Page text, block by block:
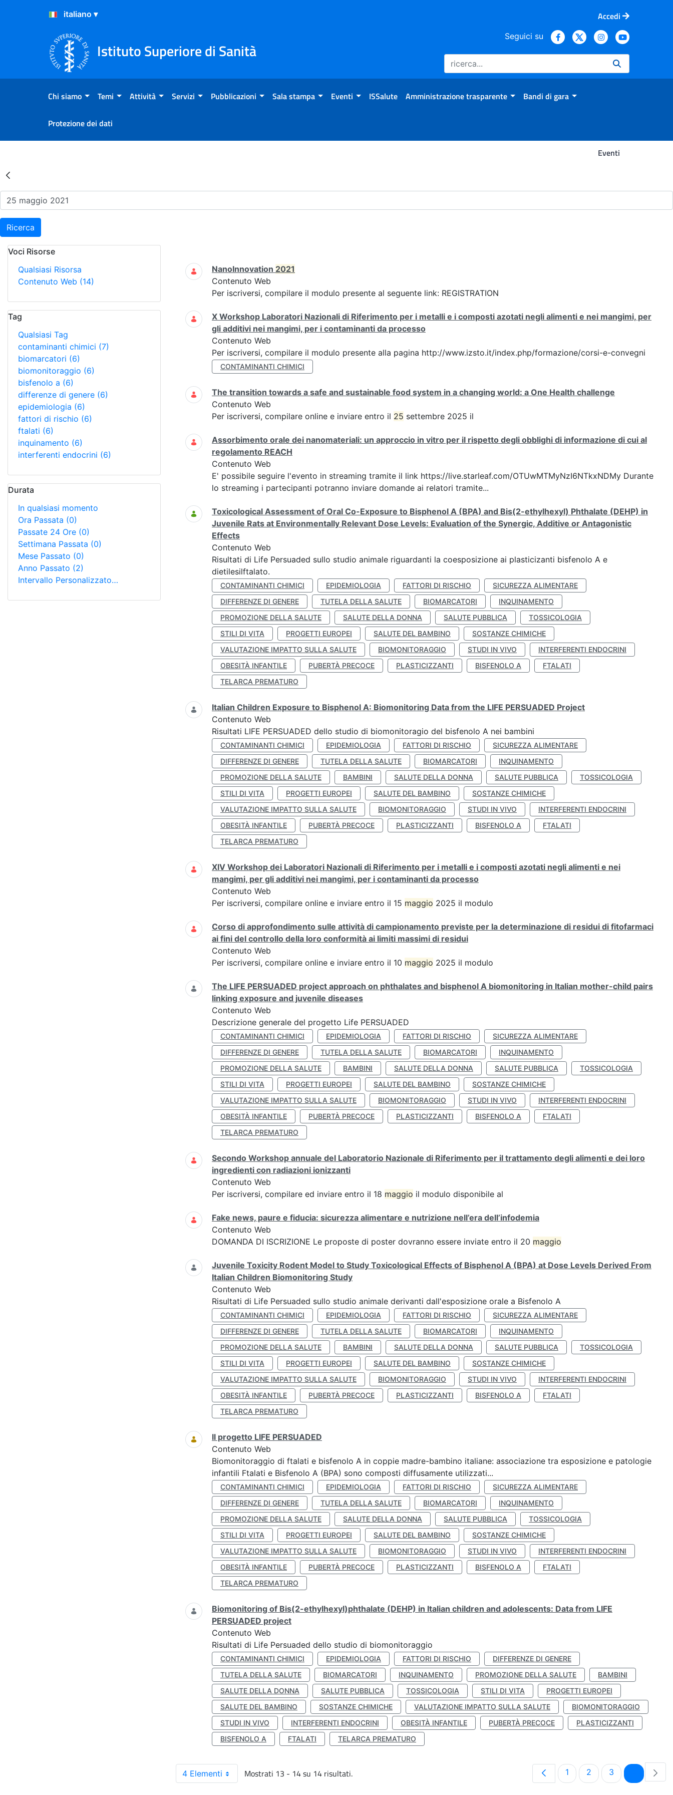
Salta al Contenuto
Salta al Footer
Accedi
Istituto Superiore di Sanità
Seguici su
Chi siamo Temi Attività Servizi Pubblicazioni Sala stampa Eventi ISSalute Amministrazione trasparente Bandi di gara
Protezione dei dati
Eventi
Risultati della Ricerca - Eventi
Ricerca
Voci Risorse
Qualsiasi Risorsa
Contenuto Web (14)
Tag
Qualsiasi Tag
contaminanti chimici (7)
biomarcatori (6)
biomonitoraggio (6)
bisfenolo a (6)
differenze di genere (6)
epidemiologia (6)
fattori di rischio (6)
ftalati (6)
inquinamento (6)
interferenti endocrini (6)
Durata
In qualsiasi momento
Ora Passata (0)
Passate 24 Ore (0)
Settimana Passata (0)
Mese Passato (0)
Anno Passato (2)
Intervallo Personalizzato…
Ricerca
NanoInnovation 2021
Contenuto Web
Per iscriversi, compilare il modulo presente al seguente link: REGISTRATION
X Workshop Laboratori Nazionali di Riferimento per i metalli e i composti azotati negli alimenti e nei mangimi, per
gli additivi nei mangimi, per i contaminanti da processo
Contenuto Web
Per iscriversi, compilare il modulo presente alla pagina http://www.izsto.it/index.php/formazione/corsi-e-convegni
CONTAMINANTI CHIMICI
The transition towards a safe and sustainable food system in a changing world: a One Health challenge
Contenuto Web
Per iscriversi, compilare online e inviare entro il 25 settembre 2025 il
Assorbimento orale dei nanomateriali: un approccio in vitro per il rispetto degli obblighi di informazione di cui al
regolamento REACH
Contenuto Web
E' possibile seguire l'evento in streaming tramite il link https://live.starleaf.com/OTUwMTMyNzI6NTkxNDMy Durante
lo streaming i partecipanti potranno inviare domande ai relatori tramite...
Toxicological Assessment of Oral Co-Exposure to Bisphenol A (BPA) and Bis(2-ethylhexyl) Phthalate (DEHP) in
Juvenile Rats at Environmentally Relevant Dose Levels: Evaluation of the Synergic, Additive or Antagonistic
Effects
Contenuto Web
Risultati di Life Persuaded sullo studio animale riguardanti la coesposizione ai plasticizanti bisfenolo A e
dietilesilftalato.
CONTAMINANTI CHIMICI EPIDEMIOLOGIA FATTORI DI RISCHIO
SICUREZZA ALIMENTARE
DIFFERENZE DI GENERE
TUTELA DELLA SALUTE BIOMARCATORI
INQUINAMENTO
PROMOZIONE DELLA SALUTE
SALUTE DELLA DONNA SALUTE PUBBLICA
TOSSICOLOGIA
STILI DI VITA
PROGETTI EUROPEI SALUTE DEL BAMBINO
SOSTANZE CHIMICHE
VALUTAZIONE IMPATTO SULLA SALUTE
BIOMONITORAGGIO STUDI IN VIVO
INTERFERENTI ENDOCRINI
OBESITÀ INFANTILE
PUBERTÀ PRECOCE PLASTICIZZANTI BISFENOLO A
FTALATI
TELARCA PREMATURO
Italian Children Exposure to Bisphenol A: Biomonitoring Data from the LIFE PERSUADED Project
Contenuto Web
Risultati LIFE PERSUADED dello studio di biomonitoragio del bisfenolo A nei bambini
CONTAMINANTI CHIMICI EPIDEMIOLOGIA FATTORI DI RISCHIO
SICUREZZA ALIMENTARE
DIFFERENZE DI GENERE
TUTELA DELLA SALUTE BIOMARCATORI
INQUINAMENTO
PROMOZIONE DELLA SALUTE
BAMBINI SALUTE DELLA DONNA SALUTE PUBBLICA
TOSSICOLOGIA
STILI DI VITA
PROGETTI EUROPEI SALUTE DEL BAMBINO
SOSTANZE CHIMICHE
VALUTAZIONE IMPATTO SULLA SALUTE
BIOMONITORAGGIO STUDI IN VIVO
INTERFERENTI ENDOCRINI
OBESITÀ INFANTILE
PUBERTÀ PRECOCE PLASTICIZZANTI BISFENOLO A
FTALATI
TELARCA PREMATURO
XIV Workshop dei Laboratori Nazionali di Riferimento per i metalli e i composti azotati negli alimenti e nei
mangimi, per gli additivi nei mangimi, per i contaminanti da processo
Contenuto Web
Per iscriversi, compilare online e inviare entro il 15 maggio 2025 il modulo
Corso di approfondimento sulle attività di campionamento previste per la determinazione di residui di fitofarmaci
ai fini del controllo della loro conformità ai limiti massimi di residui
Contenuto Web
Per iscriversi, compilare online e inviare entro il 10 maggio 2025 il modulo
The LIFE PERSUADED project approach on phthalates and bisphenol A biomonitoring in Italian mother-child pairs
linking exposure and juvenile diseases
Contenuto Web
Descrizione generale del progetto Life PERSUADED
CONTAMINANTI CHIMICI EPIDEMIOLOGIA FATTORI DI RISCHIO
SICUREZZA ALIMENTARE
DIFFERENZE DI GENERE
TUTELA DELLA SALUTE BIOMARCATORI
INQUINAMENTO
PROMOZIONE DELLA SALUTE
BAMBINI SALUTE DELLA DONNA SALUTE PUBBLICA
TOSSICOLOGIA
STILI DI VITA
PROGETTI EUROPEI SALUTE DEL BAMBINO
SOSTANZE CHIMICHE
VALUTAZIONE IMPATTO SULLA SALUTE
BIOMONITORAGGIO STUDI IN VIVO
INTERFERENTI ENDOCRINI
OBESITÀ INFANTILE
PUBERTÀ PRECOCE PLASTICIZZANTI BISFENOLO A
FTALATI
TELARCA PREMATURO
Secondo Workshop annuale del Laboratorio Nazionale di Riferimento per il trattamento degli alimenti e dei loro
ingredienti con radiazioni ionizzanti
Contenuto Web
Per iscriversi, compilare ed inviare entro il 18 maggio il modulo disponibile al
Fake news, paure e fiducia: sicurezza alimentare e nutrizione nell’era dell’infodemia
Contenuto Web
DOMANDA DI ISCRIZIONE Le proposte di poster dovranno essere inviate entro il 20 maggio
Juvenile Toxicity Rodent Model to Study Toxicological Effects of Bisphenol A (BPA) at Dose Levels Derived From
Italian Children Biomonitoring Study
Contenuto Web
Risultati di Life Persuaded sullo studio animale derivanti dall'esposizione orale a Bisfenolo A
CONTAMINANTI CHIMICI EPIDEMIOLOGIA FATTORI DI RISCHIO
SICUREZZA ALIMENTARE
DIFFERENZE DI GENERE
TUTELA DELLA SALUTE BIOMARCATORI
INQUINAMENTO
PROMOZIONE DELLA SALUTE
BAMBINI SALUTE DELLA DONNA SALUTE PUBBLICA
TOSSICOLOGIA
STILI DI VITA
PROGETTI EUROPEI SALUTE DEL BAMBINO
SOSTANZE CHIMICHE
VALUTAZIONE IMPATTO SULLA SALUTE
BIOMONITORAGGIO STUDI IN VIVO
INTERFERENTI ENDOCRINI
OBESITÀ INFANTILE
PUBERTÀ PRECOCE PLASTICIZZANTI BISFENOLO A
FTALATI
TELARCA PREMATURO
Il progetto LIFE PERSUADED
Contenuto Web
Biomonitoraggio di ftalati e bisfenolo A in coppie madre-bambino italiane: associazione tra esposizione e patologie
infantili Ftalati e Bisfenolo A (BPA) sono composti diffusamente utilizzati...
CONTAMINANTI CHIMICI EPIDEMIOLOGIA FATTORI DI RISCHIO
SICUREZZA ALIMENTARE
DIFFERENZE DI GENERE
TUTELA DELLA SALUTE BIOMARCATORI
INQUINAMENTO
PROMOZIONE DELLA SALUTE
SALUTE DELLA DONNA SALUTE PUBBLICA
TOSSICOLOGIA
STILI DI VITA
PROGETTI EUROPEI SALUTE DEL BAMBINO
SOSTANZE CHIMICHE
VALUTAZIONE IMPATTO SULLA SALUTE
BIOMONITORAGGIO STUDI IN VIVO
INTERFERENTI ENDOCRINI
OBESITÀ INFANTILE
PUBERTÀ PRECOCE PLASTICIZZANTI BISFENOLO A
FTALATI
TELARCA PREMATURO
Biomonitoring of Bis(2-ethylhexyl)phthalate (DEHP) in Italian children and adolescents: Data from LIFE
PERSUADED project
Contenuto Web
Risultati di Life Persuaded dello studio di biomonitoraggio
CONTAMINANTI CHIMICI EPIDEMIOLOGIA FATTORI DI RISCHIO
DIFFERENZE DI GENERE
TUTELA DELLA SALUTE
BIOMARCATORI INQUINAMENTO PROMOZIONE DELLA SALUTE
BAMBINI
SALUTE DELLA DONNA
SALUTE PUBBLICA TOSSICOLOGIA STILI DI VITA
PROGETTI EUROPEI
SALUTE DEL BAMBINO
SOSTANZE CHIMICHE VALUTAZIONE IMPATTO SULLA SALUTE
BIOMONITORAGGIO
STUDI IN VIVO
INTERFERENTI ENDOCRINI OBESITÀ INFANTILE PUBERTÀ PRECOCE
PLASTICIZZANTI
BISFENOLO A
FTALATI TELARCA PREMATURO
4 Elementi Mostrati 13 - 14 su 14 risultati. Pagina
1 Pagina
2 Pagina
3 Pagina